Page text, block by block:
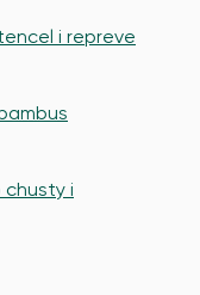
i repreve
chusty i